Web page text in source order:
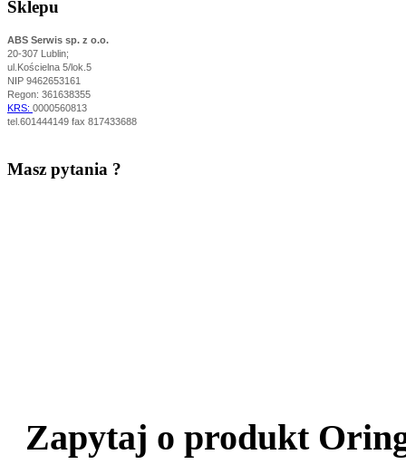
Sklepu
ABS Serwis sp. z o.o.
20-307 Lublin;
ul.Kościelna 5/lok.5
NIP 9462653161
Regon: 361638355
KRS: 0000560813
tel.601444149 fax 817433688
Masz pytania ?
Zapytaj o produkt